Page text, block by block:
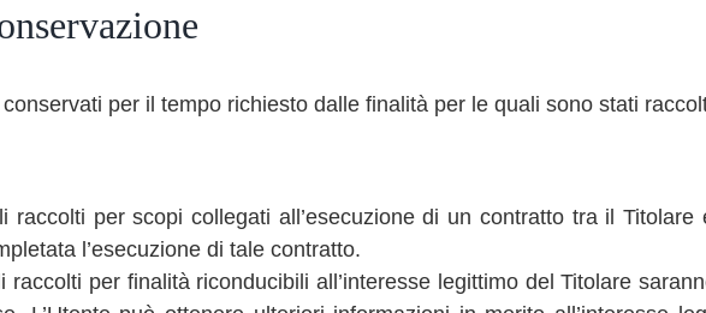
per il tempo richiesto dalle finalità per le quali sono stati
raccolti per scopi collegati all’esecuzione di un contratto tra il Titolare
l’esecuzione di tale contratto.
raccolti per finalità riconducibili all’interesse legittimo del Titolare